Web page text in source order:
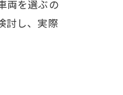
両を選ぶの
討し、実際